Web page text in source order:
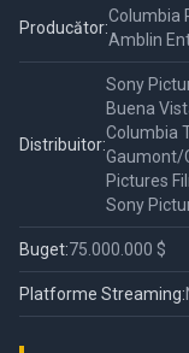
Producător:
Columbia
Amblin
Distribuitor:
Sony
Buena
Columbia
Gaumont/
Pictures
Sony
Buget:75.000.000 $
Platforme Streaming: